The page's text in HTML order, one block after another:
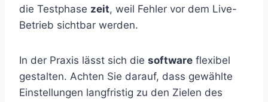
die Testphase zeit, weil Fehler vor dem Live-
Betrieb sichtbar werden.
In der Praxis lässt sich die software flexibel
gestalten. Achten Sie darauf, dass gewählte
Einstellungen langfristig zu den Zielen des